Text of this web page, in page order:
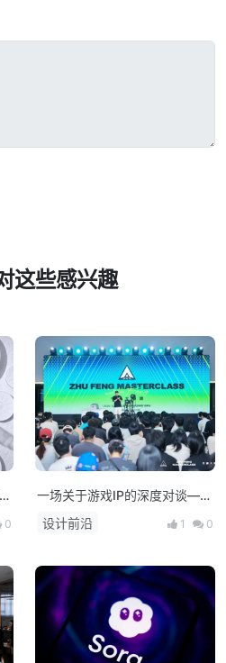
这些感兴趣
0
一场关于游戏IP的深度对谈——
朱峰大师课·次世代预研会在上
海举办
设计前沿 1 0